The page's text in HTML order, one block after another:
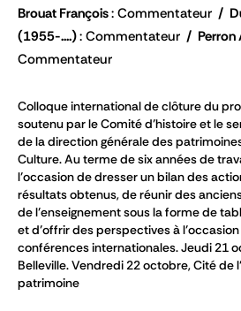
Brouat François Commentateur
(1955-....) Commentateur Perron
Commentateur
Colloque international de clôture du
soutenu par le Comité d’histoire et le
de la direction générale des
Culture. Au terme de six années de
l’occasion de dresser un bilan des
résultats obtenus, de réunir des
de l’enseignement sous la forme de
et d’offrir des perspectives à
conférences internationales. Jeudi 21
Belleville. Vendredi 22 octobre, Cité de
patrimoine